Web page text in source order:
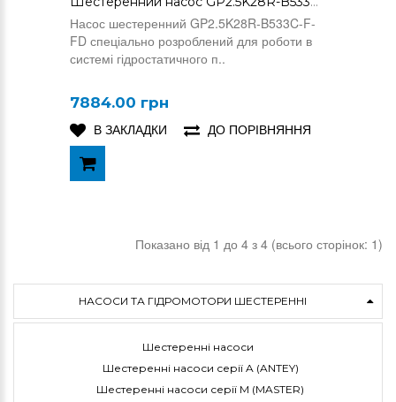
Насос шестеренний GP2.5K28R-B533C-F-
FD спеціально розроблений для роботи в
системі гідростатичного п..
7884.00 грн
В ЗАКЛАДКИ
ДО ПОРІВНЯННЯ
Показано від 1 до 4 з 4 (всього сторінок: 1)
НАСОСИ ТА ГІДРОМОТОРИ ШЕСТЕРЕННІ
Шестеренні насоси
Шестеренні насоси серії A (ANTEY)
Шестеренні насоси серії M (MASTER)